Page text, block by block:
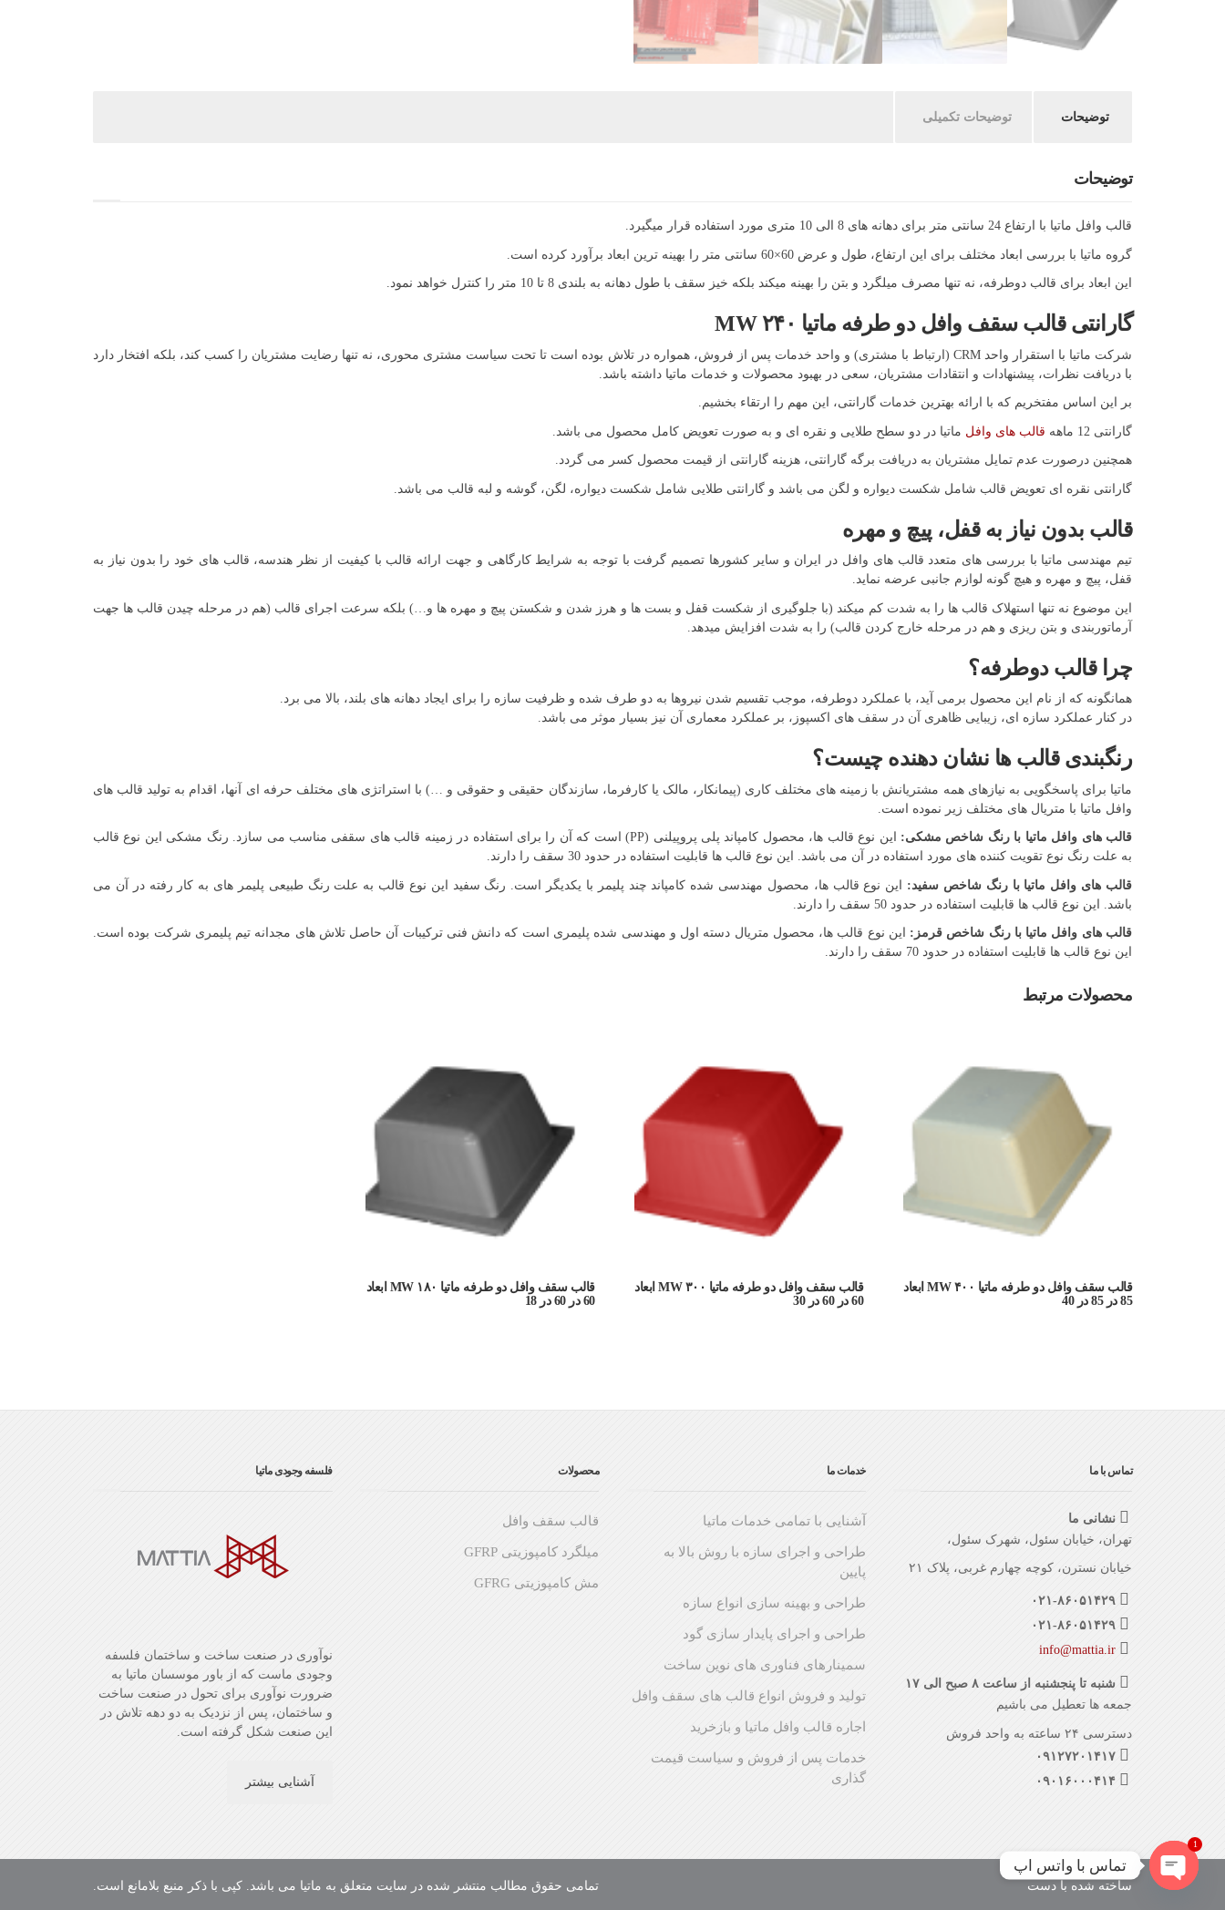
توضیحات توضیحات تکمیلی
توضیحات
قالب وافل ماتیا با ارتفاع 24 سانتی متر برای دهانه های 8 الی 10 متری مورد استفاده قرار میگیرد.
گروه ماتیا با بررسی ابعاد مختلف برای این ارتفاع، طول و عرض 60×60 سانتی متر را بهینه ترین ابعاد برآورد کرده است.
این ابعاد برای قالب دوطرفه، نه تنها مصرف میلگرد و بتن را بهینه میکند بلکه خیز سقف با طول دهانه به بلندی 8 تا 10 متر را کنترل خواهد نمود.
گارانتی قالب سقف وافل دو طرفه ماتیا ۲۴۰ MW
شرکت ماتیا با استقرار واحد CRM (ارتباط با مشتری) و واحد خدمات پس از فروش، همواره در تلاش بوده است تا تحت سیاست مشتری محوری، نه تنها رضایت مشتریان را کسب کند، بلکه افتخار دارد
با دریافت نظرات، پیشنهادات و انتقادات مشتریان، سعی در بهبود محصولات و خدمات ماتیا داشته باشد.
بر این اساس مفتخریم که با ارائه بهترین خدمات گارانتی، این مهم را ارتقاء بخشیم.
گارانتی 12 ماهه قالب های وافل ماتیا در دو سطح طلایی و نقره ای و به صورت تعویض کامل محصول می باشد.
همچنین درصورت عدم تمایل مشتریان به دریافت برگه گارانتی، هزینه گارانتی از قیمت محصول کسر می گردد.
گارانتی نقره ای تعویض قالب شامل شکست دیواره و لگن می باشد و گارانتی طلایی شامل شکست دیواره، لگن، گوشه و لبه قالب می باشد.
قالب بدون نیاز به قفل، پیچ و مهره
تیم مهندسی ماتیا با بررسی های متعدد قالب های وافل در ایران و سایر کشورها تصمیم گرفت با توجه به شرایط کارگاهی و جهت ارائه قالب با کیفیت از نظر هندسه، قالب های خود را بدون نیاز به
قفل، پیچ و مهره و هیچ گونه لوازم جانبی عرضه نماید.
این موضوع نه تنها استهلاک قالب ها را به شدت کم میکند (با جلوگیری از شکست قفل و بست ها و هرز شدن و شکستن پیچ و مهره ها و…) بلکه سرعت اجرای قالب (هم در مرحله چیدن قالب ها جهت
آرماتوربندی و بتن ریزی و هم در مرحله خارج کردن قالب) را به شدت افزایش میدهد.
چرا قالب دوطرفه؟
همانگونه که از نام این محصول برمی آید، با عملکرد دوطرفه، موجب تقسیم شدن نیروها به دو طرف شده و ظرفیت سازه را برای ایجاد دهانه های بلند، بالا می برد.
در کنار عملکرد سازه ای، زیبایی ظاهری آن در سقف های اکسپوز، بر عملکرد معماری آن نیز بسیار موثر می باشد.
رنگبندی قالب ها نشان دهنده چیست؟
ماتیا برای پاسخگویی به نیازهای همه مشتریانش با زمینه های مختلف کاری (پیمانکار، مالک یا کارفرما، سازندگان حقیقی و حقوقی و …) با استراتژی های مختلف حرفه ای آنها، اقدام به تولید قالب های
وافل ماتیا با متریال های مختلف زیر نموده است.
قالب های وافل ماتیا با رنگ شاخص مشکی:
این نوع قالب ها، محصول کامپاند پلی پروپیلنی (PP) است که آن را برای استفاده در زمینه قالب های سقفی مناسب می سازد. رنگ مشکی این نوع قالب
به علت رنگ نوع تقویت کننده های مورد استفاده در آن می باشد. این نوع قالب ها قابلیت استفاده در حدود 30 سقف را دارند.
قالب های وافل ماتیا با رنگ شاخص سفید: این نوع قالب ها، محصول مهندسی شده کامپاند چند پلیمر با یکدیگر است. رنگ سفید این نوع قالب به علت رنگ طبیعی پلیمر های به کار رفته در آن می
باشد. این نوع قالب ها قابلیت استفاده در حدود 50 سقف را دارند.
قالب های وافل ماتیا با رنگ شاخص قرمز: این نوع قالب ها، محصول متریال دسته اول و مهندسی شده پلیمری است که دانش فنی ترکیبات آن حاصل تلاش های مجدانه تیم پلیمری شرکت بوده است.
این نوع قالب ها قابلیت استفاده در حدود 70 سقف را دارند.
محصولات مرتبط
قالب سقف وافل دو طرفه ماتیا ۴۰۰ MW ابعاد
85 در 85 در 40
قالب سقف وافل دو طرفه ماتیا ۳۰۰ MW ابعاد
60 در 60 در 30
قالب سقف وافل دو طرفه ماتیا ۱۸۰ MW ابعاد
60 در 60 در 18
فلسفه وجودی ماتیا
نوآوری در صنعت ساخت و ساختمان فلسفه
وجودی ماست که از باور موسسان ماتیا به
ضرورت نوآوری برای تحول در صنعت ساخت
و ساختمان، پس از نزدیک به دو دهه تلاش در
این صنعت شکل گرفته است.
آشنایی بیشتر
محصولات
قالب سقف وافل
میلگرد کامپوزیتی GFRP
مش کامپوزیتی GFRG
خدمات ما
آشنایی با تمامی خدمات ماتیا
طراحی و اجرای سازه با روش بالا به
پایین
طراحی و بهینه سازی انواع سازه
طراحی و اجرای پایدار سازی گود
سمینارهای فناوری های نوین ساخت
تولید و فروش انواع قالب های سقف وافل
اجاره قالب وافل ماتیا و بازخرید
خدمات پس از فروش و سیاست قیمت
گذاری
تماس با ما
نشانی ما
تهران، خیابان سئول، شهرک سئول،
خیابان نسترن، کوچه چهارم غربی، پلاک ۲۱
۰۲۱-۸۶۰۵۱۴۲۹
۰۲۱-۸۶۰۵۱۴۲۹
info@mattia.ir
شنبه تا پنجشنبه از ساعت ۸ صبح الی ۱۷
جمعه ها تعطیل می باشیم
دسترسی ۲۴ ساعته به واحد فروش
۰۹۱۲۷۲۰۱۴۱۷
۰۹۰۱۶۰۰۰۴۱۴
تمامی حقوق مطالب منتشر شده در سایت متعلق به ماتیا می باشد. کپی با ذکر منبع بلامانع است. ساخته شده با دست
تماس با واتس اپ
1